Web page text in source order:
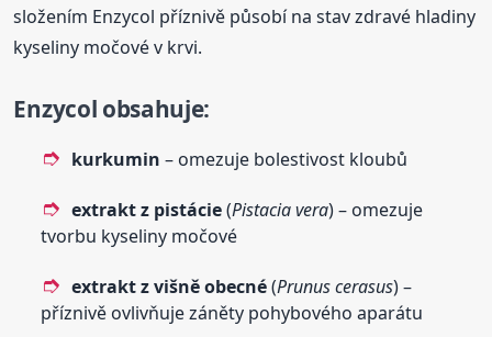
složením Enzycol příznivě působí na stav zdravé hladiny
kyseliny močové v krvi.
Enzycol obsahuje:
kurkumin – omezuje bolestivost kloubů
extrakt z pistácie(Pistacia vera) – omezuje
tvorbu kyseliny močové
extrakt z višně obecné(Prunus cerasus) –
příznivě ovlivňuje záněty pohybového aparátu